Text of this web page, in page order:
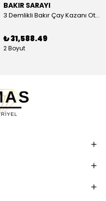
BAKIR SARAYI
3 Demlikli Bakır Çay Kazanı Otomatik, 30 Litre
₺ 31,588.49
2 Boyut